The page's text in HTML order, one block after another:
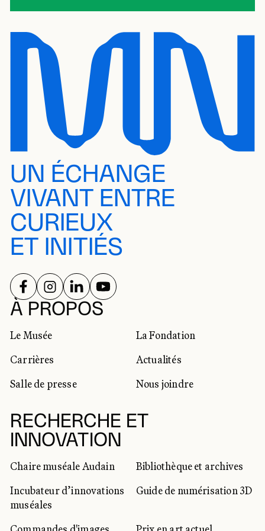
UN ÉCHANGE
VIVANT ENTRE
CURIEUX
ET INITIÉS
À PROPOS
Le Musée
La Fondation
Carrières
Actualités
Salle de presse
Nous joindre
RECHERCHE ET
INNOVATION
Chaire muséale Audain
Bibliothèque et archives
Incubateur d’innovations
muséales
Guide de numérisation 3D
RÉSEAUX SOCIAUX
SUIVEZ-NOUS SUR
SUIVEZ-NOUS SUR
SUIVEZ-NOUS SUR
SUIVEZ-NOUS SUR